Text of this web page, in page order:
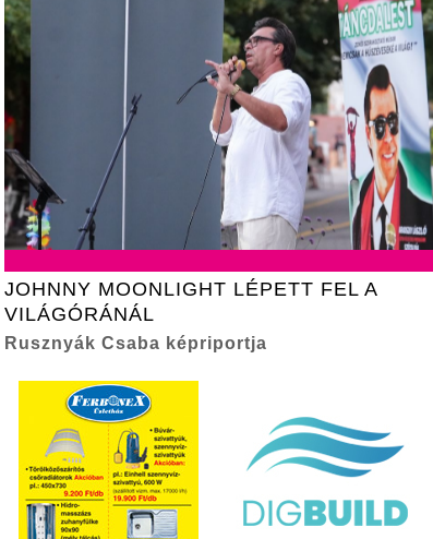
JOHNNY MOONLIGHT LÉPETT FEL A
VILÁGÓRÁNÁL
Rusznyák Csaba képriportja